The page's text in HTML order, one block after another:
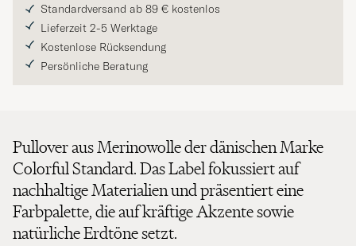
Standardversand ab 89 € kostenlos
Lieferzeit 2-5 Werktage
Kostenlose Rücksendung
Persönliche Beratung
Pullover aus Merinowolle der dänischen Marke
Colorful Standard. Das Label fokussiert auf
nachhaltige Materialien und präsentiert eine
Farbpalette, die auf kräftige Akzente sowie
natürliche Erdtöne setzt.